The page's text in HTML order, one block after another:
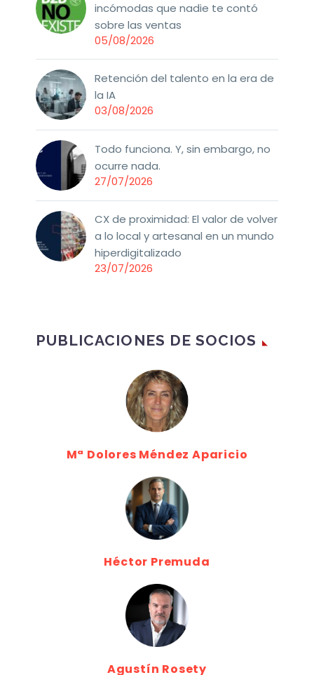
incómodas que nadie te contó
sobre las ventas
05/08/2026
Retención del talento en la era de
la IA
03/08/2026
Todo funciona. Y, sin embargo, no
ocurre nada.
27/07/2026
CX de proximidad: El valor de volver
a lo local y artesanal en un mundo
hiperdigitalizado
23/07/2026
PUBLICACIONES DE SOCIOS
Mª Dolores Méndez Aparicio
Héctor Premuda
Agustín Rosety